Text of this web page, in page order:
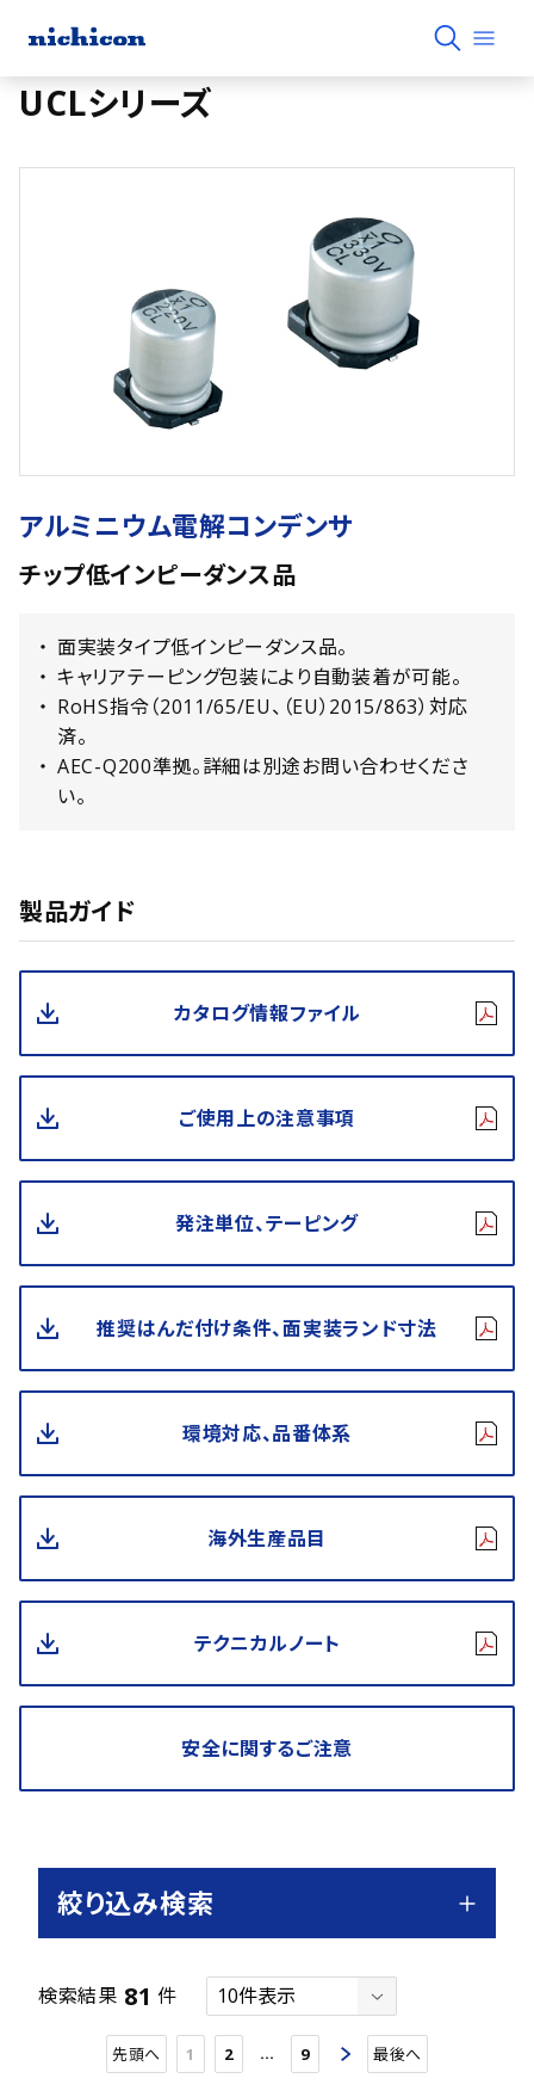
UCLシリーズ
アルミニウム電解コンデンサ
チップ低インピーダンス品
面実装タイプ低インピーダンス品。
キャリアテーピング包装により自動装着が可能。
RoHS指令（2011/65/EU、（EU）2015/863）対応
済。
AEC-Q200準拠。詳細は別途お問い合わせくださ
い。
製品ガイド
カタログ情報ファイル
ご使用上の注意事項
発注単位、テーピング
推奨はんだ付け条件、面実装ランド寸法
環境対応、品番体系
海外生産品目
テクニカルノート
安全に関するご注意
絞り込み検索
検索結果 81 件
先頭へ 1 2 … 9 最後へ